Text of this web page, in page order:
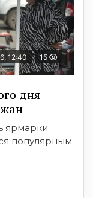
12:40 15
дня
ярмарки
популярным